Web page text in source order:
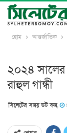
হোম আন্তর্জাতিক
২০২৪ সালের
রাহুল গান্ধী
সিলেটের সময় ডট কম,